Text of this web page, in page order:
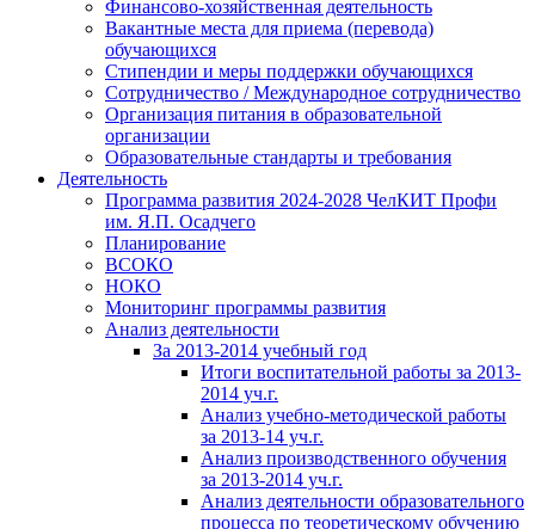
Финансово-хозяйственная деятельность
Вакантные места для приема (перевода)
обучающихся
Стипендии и меры поддержки обучающихся
Сотрудничество / Международное сотрудничество
Организация питания в образовательной
организации
Образовательные стандарты и требования
Деятельность
Программа развития 2024-2028 ЧелКИТ Профи
им. Я.П. Осадчего
Планирование
ВСОКО
НОКО
Мониторинг программы развития
Анализ деятельности
За 2013-2014 учебный год
Итоги воспитательной работы за 2013-
2014 уч.г.
Анализ учебно-методической работы
за 2013-14 уч.г.
Анализ производственного обучения
за 2013-2014 уч.г.
Анализ деятельности образовательного
процесса по теоретическому обучению